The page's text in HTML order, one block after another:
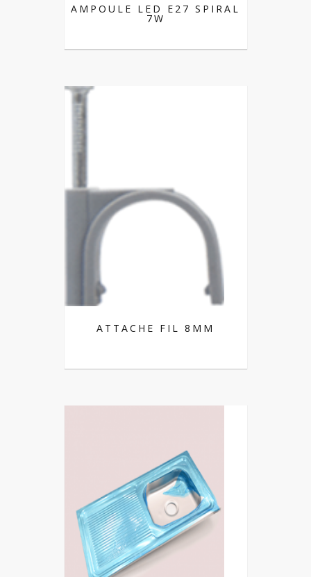
AMPOULE LED E27 SPIRAL
7W
ATTACHE FIL 8MM